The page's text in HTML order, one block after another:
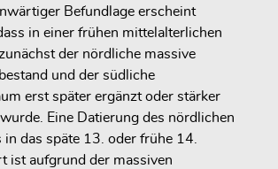
Befundlage erscheint
in einer frühen mittelalterlichen
der nördliche massive
und der südliche
erst später ergänzt oder stärker
Eine Datierung des nördlichen
in das späte 13. oder frühe 14.
ist aufgrund der massiven